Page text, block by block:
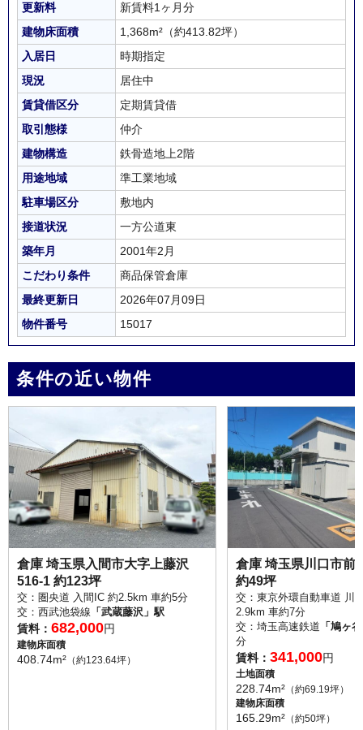
更新料
新賃料1ヶ月分
建物床面積
1,368m² （約413.82坪）
入居日
時期指定
現況
居住中
賃貸借区分
定期賃貸借
取引態様
仲介
建物構造
鉄骨造地上2階
用途地域
準工業地域
駐車場区分
敷地内
接道状況
一方公道東
築年月
2001年2月
こだわり条件
商品保管倉庫
最終更新日
2026年07月09日
物件番号
15017
条件の近い物件
倉庫 埼玉県入間市大字上藤沢
516-1 約123坪
交：圏央道 入間IC 約2.5km 車約5分
交：西武池袋線 「武蔵藤沢」駅
賃料： 682,000円
建物床面積
408.74m² （約123.64坪）
倉庫 埼玉県川口市前
約49坪
交：東京外環自動車道 川
2.9km 車約7分
交：埼玉高速鉄道 「鳩ヶ
分
賃料：341,000円
土地面積
228.74m² （約69.19坪）
建物床面積
165.29m² （約50坪）